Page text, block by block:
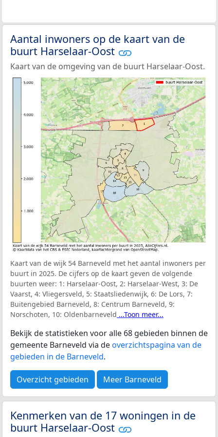
Aantal inwoners op de kaart van de
buurt Harselaar-Oost
Kaart van de omgeving van de buurt Harselaar-Oost.
Kaart van de wijk 54 Barneveld met het aantal inwoners per
buurt in 2025. De cijfers op de kaart geven de volgende
buurten weer: 1: Harselaar-Oost, 2: Harselaar-West, 3: De
Vaarst, 4: Vliegersveld, 5: Staatsliedenwijk, 6: De Lors, 7:
Buitengebied Barneveld, 8: Centrum Barneveld, 9:
Norschoten, 10: Oldenbarneveld ...Toon meer...
Bekijk de statistieken voor alle 68 gebieden binnen de
gemeente Barneveld via deoverzichtspagina van de
gebieden in de Barneveld.
Overzicht gebieden Meer Barneveld
Kenmerken van de 17 woningen in de
buurt Harselaar-Oost